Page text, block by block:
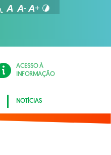
ACESSO À
INFORMAÇÃO
NOTÍCIAS